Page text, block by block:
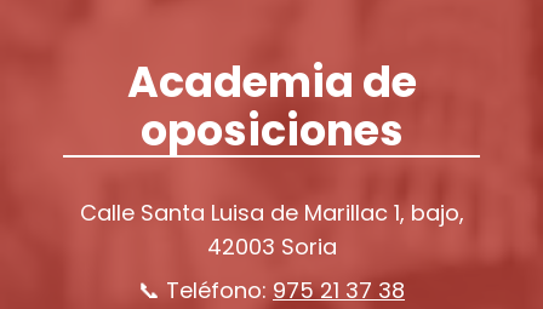
Academia de
oposiciones
Calle Santa Luisa de Marillac 1, bajo,
42003 Soria
📞 Teléfono: 975 21 37 38